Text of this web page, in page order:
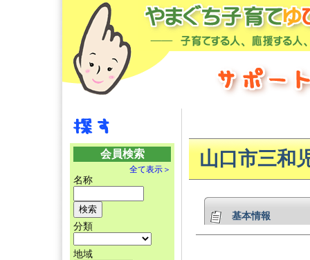
会員検索
全て表示＞
名称
分類
地域
山口市三和
基本情報